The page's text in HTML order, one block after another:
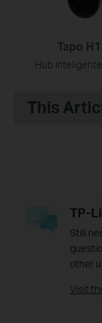
Tapo
Hub Inteligente
This
TP-
Still
other
Visit